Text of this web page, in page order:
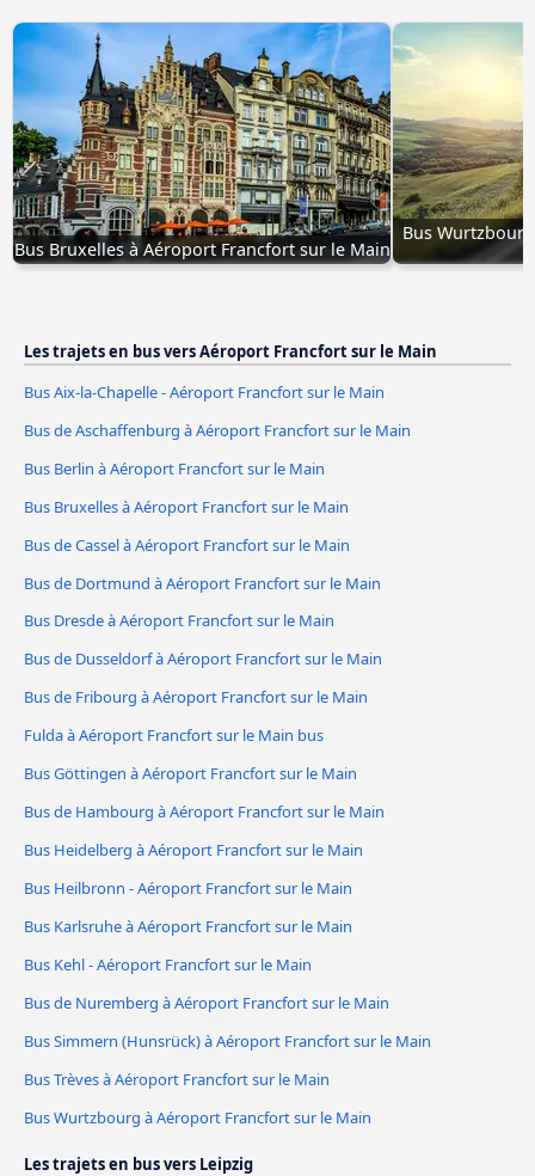
Bus Bruxelles à Aéroport Francfort sur le Main
Bus
Les trajets en bus vers Aéroport Francfort sur le Main
Bus Aix-la-Chapelle - Aéroport Francfort sur le Main
Bus de Aschaffenburg à Aéroport Francfort sur le Main
Bus Berlin à Aéroport Francfort sur le Main
Bus Bruxelles à Aéroport Francfort sur le Main
Bus de Cassel à Aéroport Francfort sur le Main
Bus de Dortmund à Aéroport Francfort sur le Main
Bus Dresde à Aéroport Francfort sur le Main
Bus de Dusseldorf à Aéroport Francfort sur le Main
Bus de Fribourg à Aéroport Francfort sur le Main
Fulda à Aéroport Francfort sur le Main bus
Bus Göttingen à Aéroport Francfort sur le Main
Bus de Hambourg à Aéroport Francfort sur le Main
Bus Heidelberg à Aéroport Francfort sur le Main
Bus Heilbronn - Aéroport Francfort sur le Main
Bus Karlsruhe à Aéroport Francfort sur le Main
Bus Kehl - Aéroport Francfort sur le Main
Bus de Nuremberg à Aéroport Francfort sur le Main
Bus Simmern (Hunsrück) à Aéroport Francfort sur le Main
Bus Trèves à Aéroport Francfort sur le Main
Bus Wurtzbourg à Aéroport Francfort sur le Main
Les trajets en bus vers Leipzig